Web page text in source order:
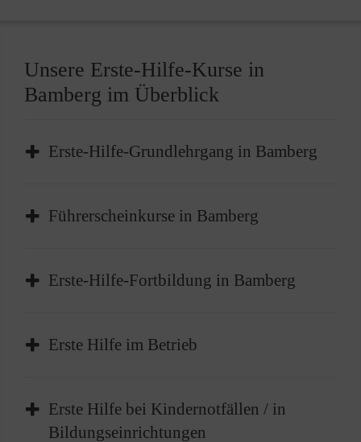
Unsere Erste-Hilfe-Kurse in
Bamberg im Überblick
Erste-Hilfe-Grundlehrgang in Bamberg
Der Erste-Hilfe-Grundlehrgang in Bamberg ist
dasBasisangebotfür die Grundlagen der
Führerscheinkurse in Bamberg
Erste-Hilfe-Fortbildung in Bamberg
Erste Hilfe im Betrieb
Erste Hilfe bei Kindernotfällen / in
Bildungseinrichtungen